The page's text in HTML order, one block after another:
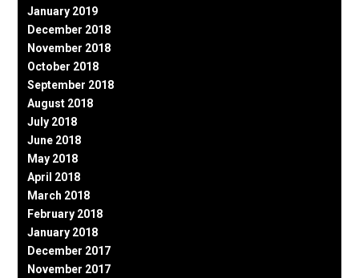
January 2019
December 2018
November 2018
October 2018
September 2018
August 2018
July 2018
June 2018
May 2018
April 2018
March 2018
February 2018
January 2018
December 2017
November 2017